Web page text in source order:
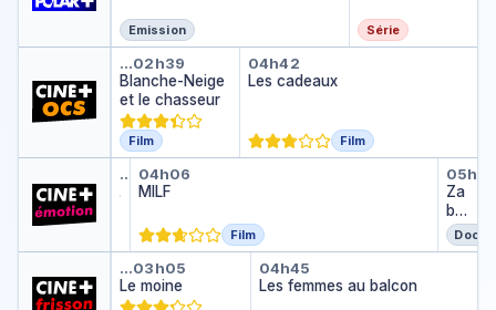
Emission Série
Blanche-Neige et le chasseur
…02h39
Blanche-Neige
et le chasseur
Film
Les cadeaux
04h42
Les cadeaux
Film
Sex Therapy
…
02h17
Sex Therapy
…
MILF
04h06
MILF
Film
Za
bo
u
Br
Le moine
…03h05
Le moine
Les femmes au
04h45
Les femmes au balcon